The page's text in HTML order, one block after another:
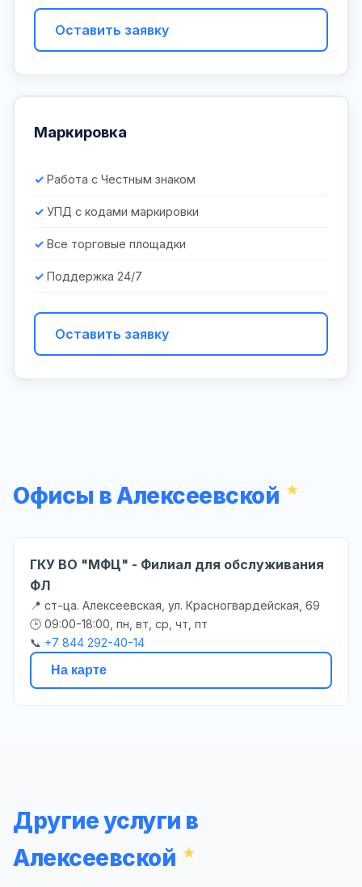
Оставить заявку
Маркировка
Работа с Честным знаком
УПД с кодами маркировки
Все торговые площадки
Поддержка 24/7
Оставить заявку
Офисы в Алексеевской
ГКУ ВО "МФЦ" - Филиал для обслуживания
ФЛ
📍 ст-ца. Алексеевская, ул. Красногвардейская, 69
🕒 09:00-18:00, пн, вт, ср, чт, пт
📞 +7 844 292-40-14
На карте
Другие услуги в
Алексеевской